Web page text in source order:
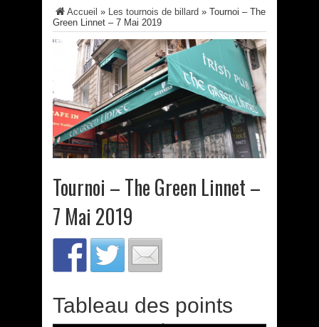
Accueil » Les tournois de billard » Tournoi – The
Green Linnet – 7 Mai 2019
Tournoi – The Green Linnet –
7 Mai 2019
Tableau des points